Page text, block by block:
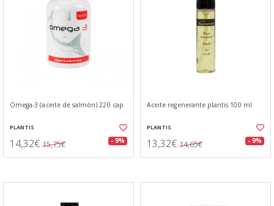
Omega-3 (aceite de salmón) 220 cap
PLANTIS
14,32€ 15,75€ - 9%
Aceite regenerante plantis 100 ml
PLANTIS
13,32€ 14,65€ - 9%